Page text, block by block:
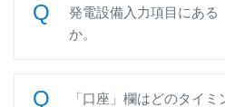
発電設備入力項目にある
か。
「口座」欄はどのタイ